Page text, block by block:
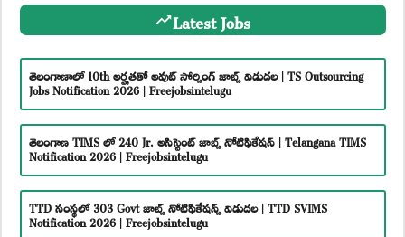
Latest Jobs
తెలంగాణాలో 10th అర్హతతో అవుట్ సోర్సింగ్ జాబ్స్ విడుదల | TS Outsourcing
Jobs Notification 2026 | Freejobsintelugu
తెలంగాణ TIMS లో 240 Jr. అసిస్టెంట్ జాబ్స్ నోటిఫికేషన్ | Telangana TIMS
Notification 2026 | Freejobsintelugu
TTD సంస్థలో 303 Govt జాబ్స్ నోటిఫికేషన్స్ విడుదల | TTD SVIMS
Notification 2026 | Freejobsintelugu